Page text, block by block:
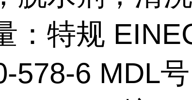
：特规
578-6 MDL号